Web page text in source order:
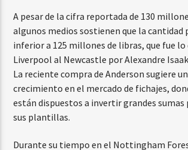
A pesar de la cifra reportada de 130
algunos medios sostienen que la cantidad
inferior a 125 millones de libras, que fue lo
Liverpool al Newcastle por Alexandre
La reciente compra de Anderson sugiere
crecimiento en el mercado de fichajes,
están dispuestos a invertir grandes
sus plantillas.
Durante su tiempo en el Nottingham